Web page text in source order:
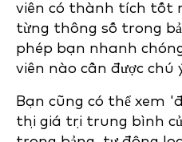
viên có thành tích tốt
từng thông số trong
phép bạn nhanh
viên nào cần được chú
Bạn cũng có thể xem
thị giá trị trung bình